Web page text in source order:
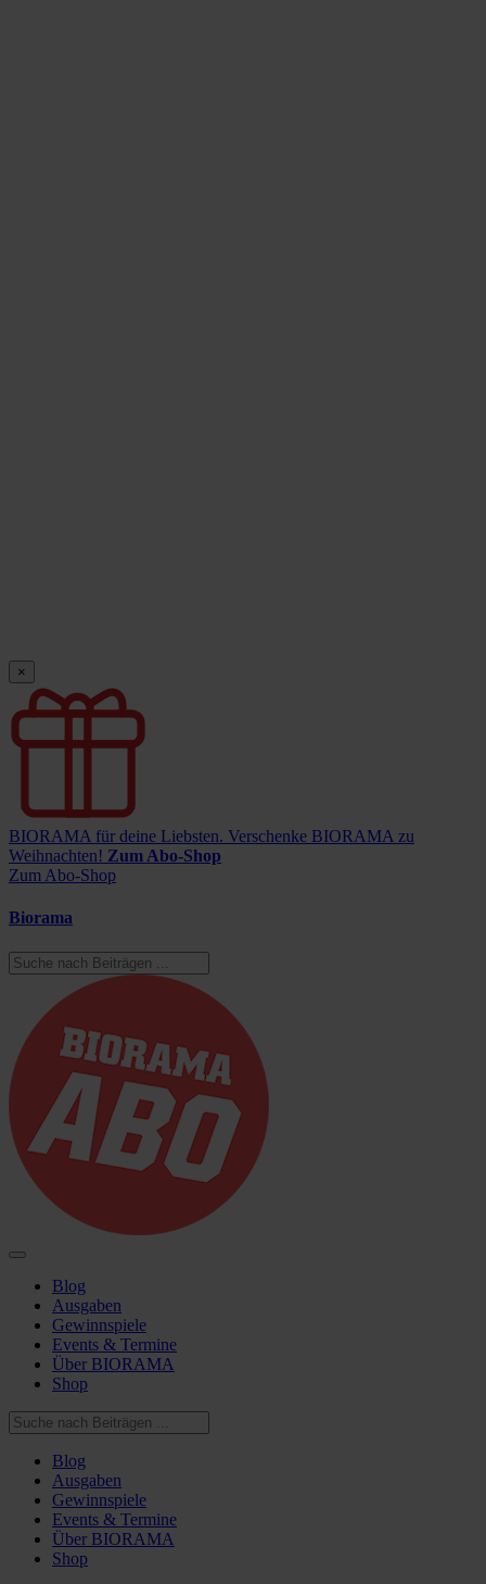
×
BIORAMA für deine Liebsten. Verschenke BIORAMA zu
Weihnachten! Zum Abo-Shop
Zum Abo-Shop
Biorama
Blog
Ausgaben
Gewinnspiele
Events & Termine
Über BIORAMA
Shop
Blog
Ausgaben
Gewinnspiele
Events & Termine
Über BIORAMA
Shop